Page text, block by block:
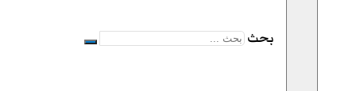
بحث